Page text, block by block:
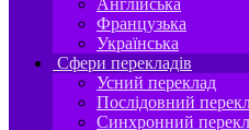
Англійська
Французька
Українська
Сфери перекладів
Усний переклад
Послідовний
Синхронний